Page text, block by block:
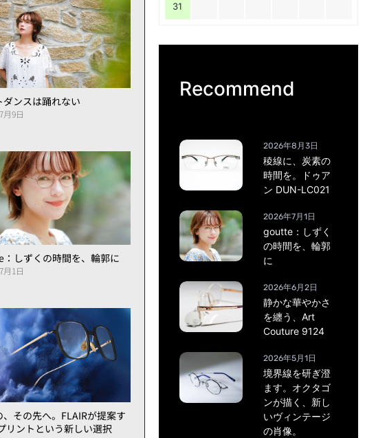
ダンスは踊れない
月9日
しずくの時間を、輪郭に
月1日
、その先へ。FLAIRが提案す
リントという新しい選択
31
Recommend
2026年8月3日
稜線に、炭素の
時間を。ドゥア
ン DUN-LC021
2026年7月1日
goutte：しずく
の時間を、輪郭
に
2026年6月2日
静かな華やかさ
を纏う、Art
Couture 9124
2026年5月1日
境界線を研ぎ澄
ます。オクタゴ
ンが描く、新し
いヴィンテージ
の肖像。